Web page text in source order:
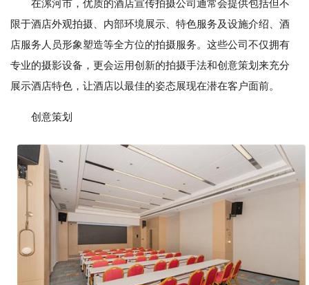
在漯河市，优质的酒店宣传拍摄公司通常会提供包括但不
限于酒店外观拍摄、内部环境展示、特色服务及设施介绍、酒
店服务人员形象塑造等全方位的拍摄服务。这些公司不仅拥有
专业的摄影设备，更会运用创新的拍摄手法和创意策划来充分
展示酒店特色，让酒店以最佳的姿态展现在潜在客户面前。
创意策划